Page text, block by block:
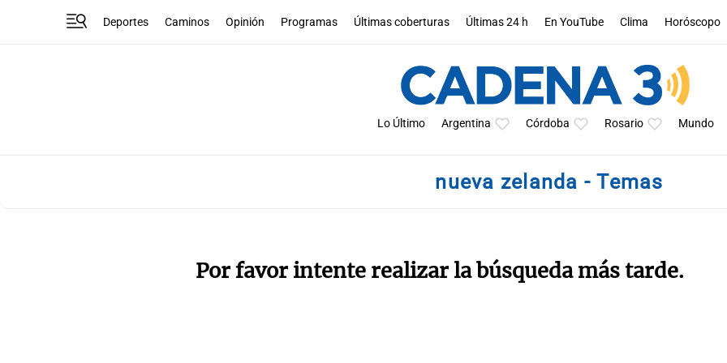
Deportes Caminos Opinión Programas Últimas coberturas Últimas 24 h En YouTube Clima Horóscopo
Lo Último Argentina Córdoba Rosario Mundo
nueva zelanda - Temas
Por favor intente realizar la búsqueda más tarde.